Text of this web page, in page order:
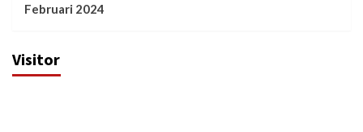
Februari 2024
Visitor